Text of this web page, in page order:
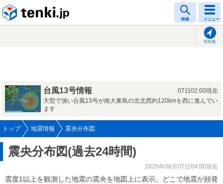
検索 メニュー
現在地
台風13号情報
07日02:00現在
大型で強い台風13号が南大東島の北北西約120kmを西に進んでい
ます
トップ 地震情報 震央分布図
震央分布図(過去24時間)
2026年08月07日04:00現在
震度1以上を観測した地震の震央を地図上に表示。どこで地震が頻発